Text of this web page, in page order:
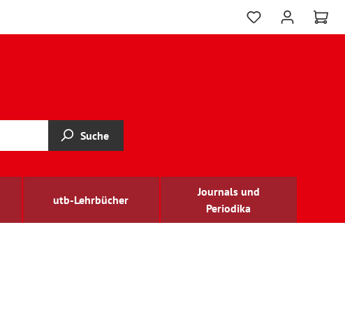
Suche
utb-Lehrbücher
Journals und
Periodika